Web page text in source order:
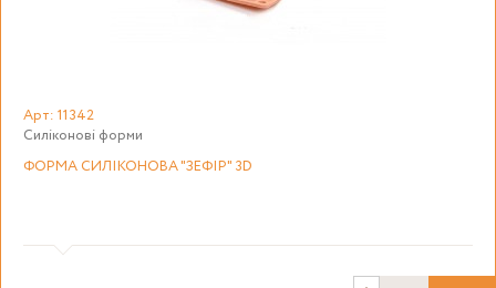
Арт: 11342
Силіконові форми
ФОРМА СИЛІКОНОВА "ЗЕФІР" 3D